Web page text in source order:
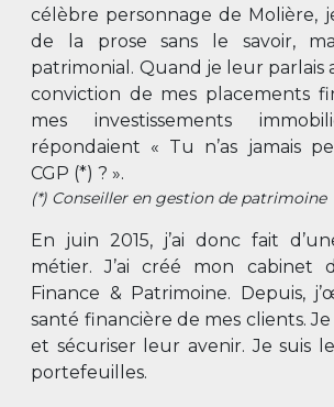
célèbre personnage de Molière,
de la prose sans le savoir,
patrimonial. Quand je leur parlais
conviction de mes placements
mes investissements
répondaient « Tu n’as jamais
CGP (*) ? ».
(*) Conseiller en gestion de patrimoine
En juin 2015, j’ai donc fait
métier. J’ai créé mon cabinet
Finance & Patrimoine. Depuis,
santé financière de mes clients.
et sécuriser leur avenir. Je suis
portefeuilles.